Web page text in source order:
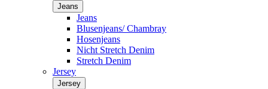
Jeans
Jeans
Blusenjeans/ Chambray
Hosenjeans
Nicht Stretch Denim
Stretch Denim
Jersey
Jersey